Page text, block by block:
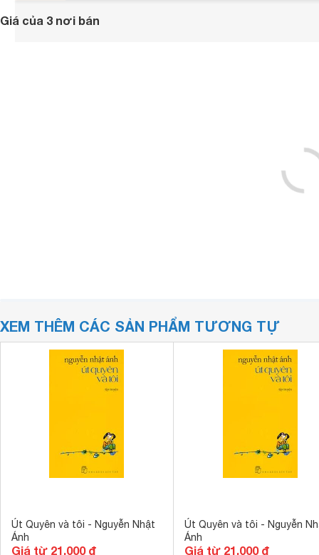
Giá của 3 nơi bán
XEM THÊM CÁC SẢN PHẨM TƯƠNG TỰ
Út Quyên và tôi - Nguyễn Nhật
Ánh
Giá từ 21.000 đ
Út Quyên và tôi - Nguyễn
Ánh
Giá từ 21.000 đ